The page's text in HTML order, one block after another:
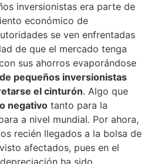
inversionistas era parte de
económico de
se ven enfrentadas
de que el mercado tenga
sus ahorros evaporándose
pequeños inversionistas
el cinturón. Algo que
negativo tanto para la
a nivel mundial. Por ahora,
recién llegados a la bolsa de
afectados, pues en el